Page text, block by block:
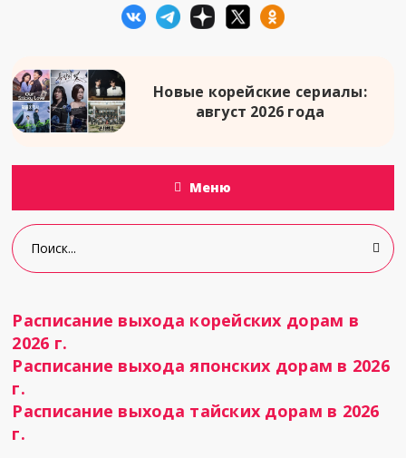
Новые корейские сериалы:
август 2026 года
Меню
Расписание выхода корейских дорам в
2026 г.
Расписание выхода японских дорам в 2026
г.
Расписание выхода тайских дорам в 2026
г.